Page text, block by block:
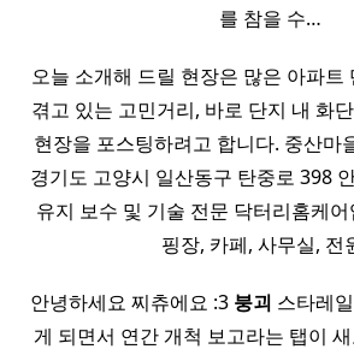
를 참을 수…
오늘 소개해 드릴 현장은 많은 아파트
겪고 있는 고민거리, 바로 단지 내 화단
현장을 포스팅하려고 합니다. 중산마
경기도 고양시 일산동구 탄중로 398
유지 보수 및 기술 전문 닥터리홈케
핑장, 카페, 사무실, 전
안녕하세요 찌츄에요 :3 붕괴 스타레
게 되면서 연간 개척 보고라는 탭이 새